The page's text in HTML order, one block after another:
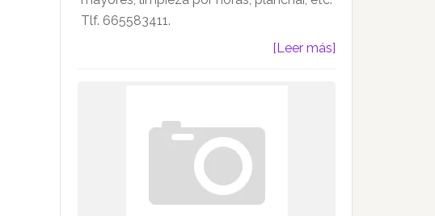
Tlf. 665583411.
[Leer más]